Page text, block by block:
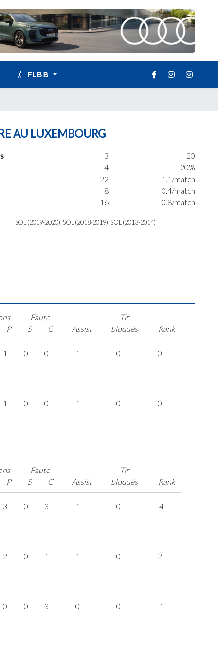
FLBB
AU LUXEMBOURG
3
20
4
20%
22
1.1/match
8
0.4/match
16 0.8/match
SOL (2019-2020), SOL (2018-2019), SOL (2013-2014)
P
Faute
S
C Assist
Tir
bloqués
Rank
1 0 0 1 0 0
1 0 0 1 0 0
P
Faute
S
C Assist
Tir
bloqués
Rank
3 0 3 1 0 -4
2 0 1 1 0 2
0 0 3 0 0 -1